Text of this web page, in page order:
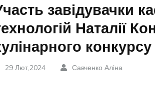
завідувачки
Наталії
конкурсу
29 Лют,2024 Савченко Аліна